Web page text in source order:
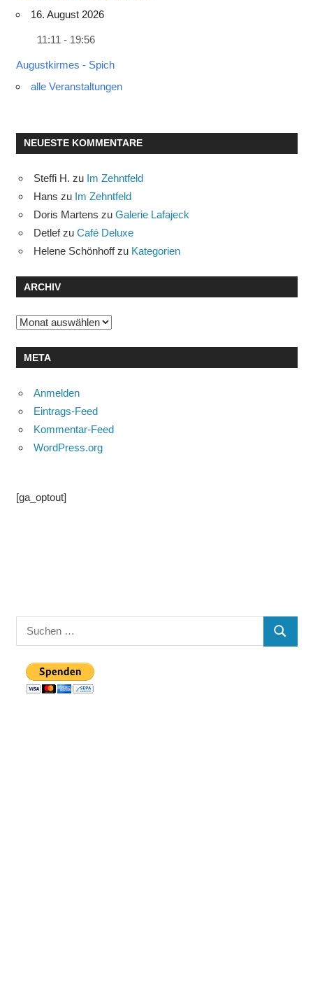
16. August 2026
11:11 - 19:56
Augustkirmes - Spich
alle Veranstaltungen
NEUESTE KOMMENTARE
Steffi H. zu Im Zehntfeld
Hans zu Im Zehntfeld
Doris Martens zu Galerie Lafajeck
Detlefzu Café Deluxe
Helene Schönhoffzu Kategorien
ARCHIV
Archiv
META
Anmelden
Eintrags-Feed
Kommentar-Feed
WordPress.org
[ga_optout]
Suchen
nach:
SUCHEN